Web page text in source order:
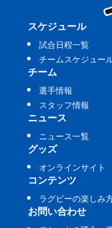
スケジュール
試合日程一覧
チームスケジュー
チーム
選手情報
スタッフ情報
ニュース
ニュース一覧
グッズ
オンラインサイト
コンテンツ
ラグビーの楽しみ
お問い合わせ